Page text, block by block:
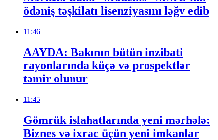
ödəniş təşkilatı lisenziyasını ləğv edib
11:46
AAYDA: Bakının bütün inzibati
rayonlarında küçə və prospektlər
təmir olunur
11:45
Gömrük islahatlarında yeni mərhələ:
Biznes və ixrac üçün yeni imkanlar